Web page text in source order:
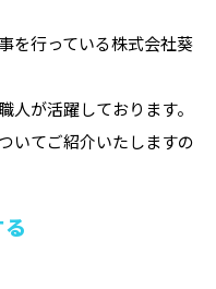
を行っている株式会社葵
が活躍しております。
いてご紹介いたしますの